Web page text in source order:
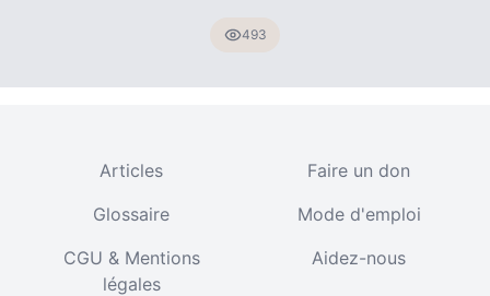
493
Articles
Faire un don
Glossaire
Mode d'emploi
CGU & Mentions
légales
Aidez-nous